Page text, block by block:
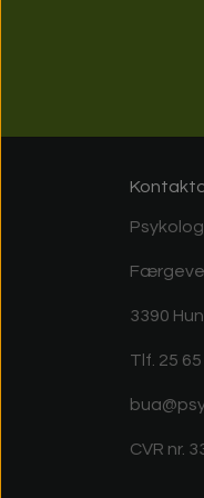
3390
Tlf. 25 65
CVR nr.